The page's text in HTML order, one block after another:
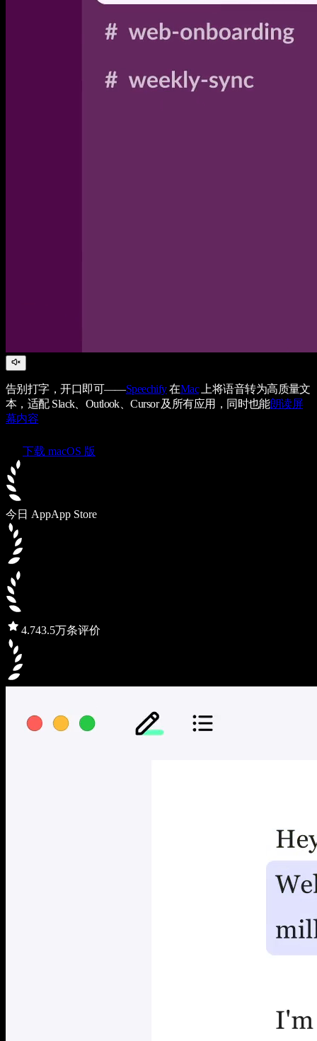
告别打字，开口即可——Speechify在Mac上将语音转为高质量文
本，适配 Slack、Outlook、Cursor 及所有应用，同时也能朗读屏
幕内容
下载 macOS 版
今日 AppApp Store
4.743.5万条评价